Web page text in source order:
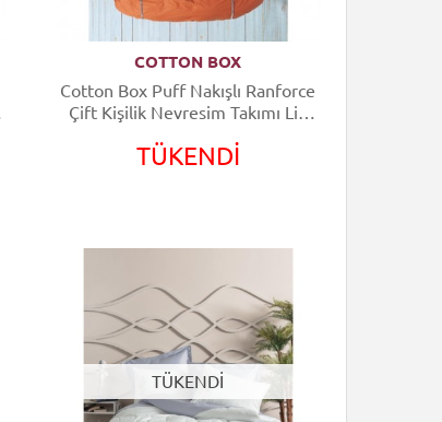
COTTON BOX
Cotton Box Puff Nakışlı Ranforce
Çift Kişilik Nevresim Takımı Lia
TÜKENDİ
TÜKENDİ